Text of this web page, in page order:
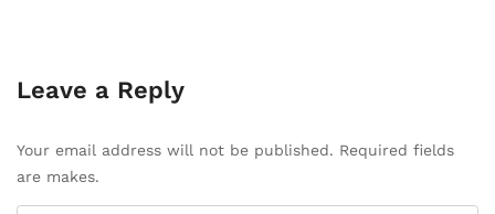
Leave a Reply
Your email address will not be published. Required fields
are makes.